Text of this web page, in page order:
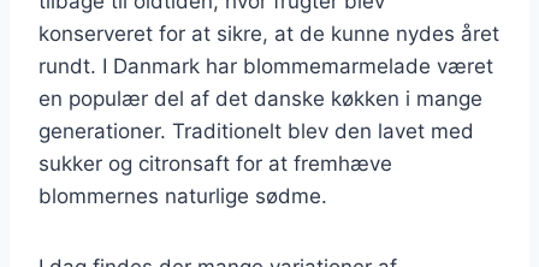
konserveret for at sikre, at de kunne nydes året
rundt. I Danmark har blommemarmelade været
en populær del af det danske køkken i mange
generationer. Traditionelt blev den lavet med
sukker og citronsaft for at fremhæve
blommernes naturlige sødme.